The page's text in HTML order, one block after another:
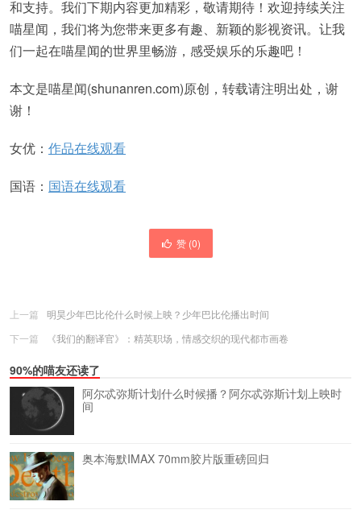
和支持。我们下期内容更加精彩，敬请期待！欢迎持续关注
喵星闻，我们将为您带来更多有趣、新颖的影视资讯。让我
们一起在喵星闻的世界里畅游，感受娱乐的乐趣吧！
本文是喵星闻(shunanren.com)原创，转载请注明出处，谢
谢！
女优： 作品在线观看
国语： 国语在线观看
赞 (0)
上一篇
明昊少年巴比伦什么时候上映？少年巴比伦播出时间
下一篇
《我们的翻译官》：精英职场，情感交织的现代都市画卷
90%的喵友还读了
阿尔忒弥斯计划什么时候播？阿尔忒弥斯计划上映时
间
奥本海默IMAX 70mm胶片版重磅回归